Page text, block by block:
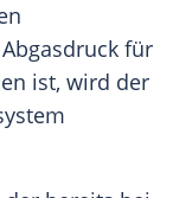
für
ist, wird der